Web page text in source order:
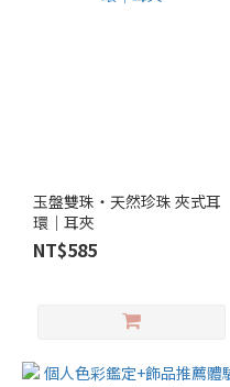
玉盤雙珠‧天然珍珠 夾式耳
環｜耳夾
NT$585